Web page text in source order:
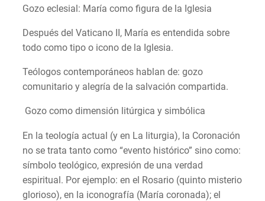
Gozo eclesial: María como figura de la Iglesia
Después del Vaticano II, María es entendida sobre
todo como tipo o icono de la Iglesia.
Teólogos contemporáneos hablan de: gozo
comunitario y alegría de la salvación compartida.
Gozo como dimensión litúrgica y simbólica
En la teología actual (y en La liturgia), la Coronación
no se trata tanto como “evento histórico” sino como:
símbolo teológico, expresión de una verdad
espiritual. Por ejemplo: en el Rosario (quinto misterio
glorioso), en la iconografía (María coronada); el